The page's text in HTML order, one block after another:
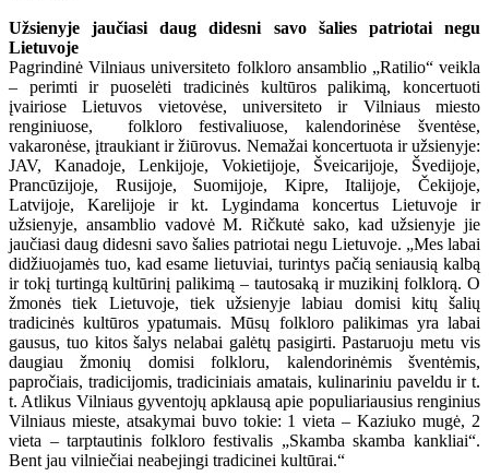
Užsienyje jaučiasi daug didesni savo šalies patriotai negu
Lietuvoje
Pagrindinė Vilniaus universiteto folkloro ansamblio „Ratilio“ veikla
– perimti ir puoselėti tradicinės kultūros palikimą, koncertuoti
įvairiose Lietuvos vietovėse, universiteto ir Vilniaus miesto
renginiuose, folkloro festivaliuose, kalendorinėse šventėse,
vakaronėse, įtraukiant ir žiūrovus. Nemažai koncertuota ir užsienyje:
JAV, Kanadoje, Lenkijoje, Vokietijoje, Šveicarijoje, Švedijoje,
Prancūzijoje, Rusijoje, Suomijoje, Kipre, Italijoje, Čekijoje,
Latvijoje, Karelijoje ir kt. Lygindama koncertus Lietuvoje ir
užsienyje, ansamblio vadovė M. Ričkutė sako, kad užsienyje jie
jaučiasi daug didesni savo šalies patriotai negu Lietuvoje. „Mes labai
didžiuojamės tuo, kad esame lietuviai, turintys pačią seniausią kalbą
ir tokį turtingą kultūrinį palikimą – tautosaką ir muzikinį folklorą. O
žmonės tiek Lietuvoje, tiek užsienyje labiau domisi kitų šalių
tradicinės kultūros ypatumais. Mūsų folkloro palikimas yra labai
gausus, tuo kitos šalys nelabai galėtų pasigirti. Pastaruoju metu vis
daugiau žmonių domisi folkloru, kalendorinėmis šventėmis,
papročiais, tradicijomis, tradiciniais amatais, kulinariniu paveldu ir t.
t. Atlikus Vilniaus gyventojų apklausą apie populiariausius renginius
Vilniaus mieste, atsakymai buvo tokie: 1 vieta – Kaziuko mugė, 2
vieta – tarptautinis folkloro festivalis „Skamba skamba kankliai“.
Bent jau vilniečiai neabejingi tradicinei kultūrai.“